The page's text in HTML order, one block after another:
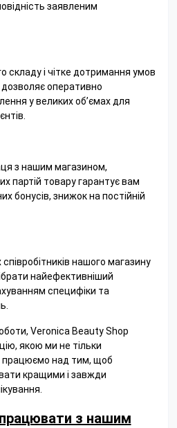
заявленим
складу і чітке дотримання умов
дозволяє оперативно
у великих об’ємах для
з нашим магазином,
партій товару гарантує вам
бонусів, знижок на постійній
нашого магазину
найефективніший
специфіки та
Veronica Beauty Shop
якою ми не тільки
працюємо над тим, щоб
кращими і завжди
з нашим